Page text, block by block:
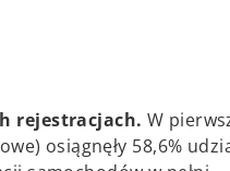
rejestracjach. W
osiągnęły 58,6%